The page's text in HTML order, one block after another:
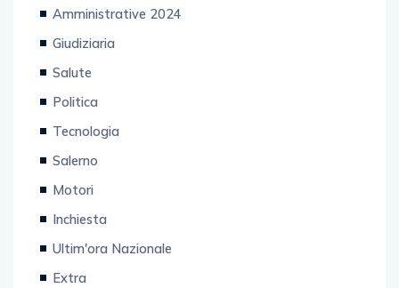
Amministrative 2024
Giudiziaria
Salute
Politica
Tecnologia
Salerno
Motori
Inchiesta
Ultim'ora Nazionale
Extra